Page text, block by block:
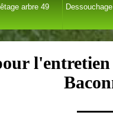
arbre 49